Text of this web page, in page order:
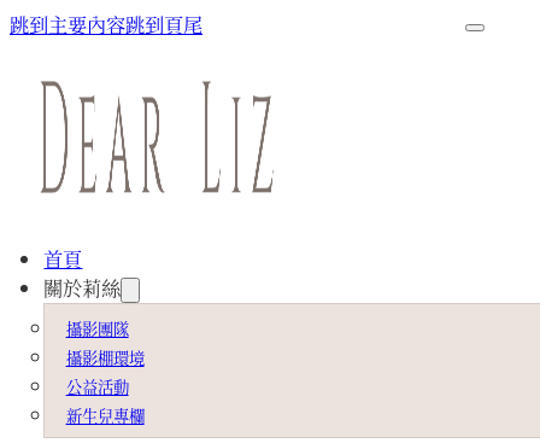
跳到主要內容跳到頁尾
首頁
關於莉絲
攝影團隊
攝影棚環境
公益活動
新生兒專欄